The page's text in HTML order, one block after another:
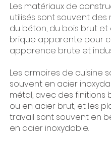
Les matériaux de
utilisés sont souvent des
du béton, du bois brut et
brique apparente pour
apparence brute et
Les armoires de cuisine
souvent en acier
métal, avec des finitions
ou en acier brut, et les
travail sont souvent en
en acier inoxydable.